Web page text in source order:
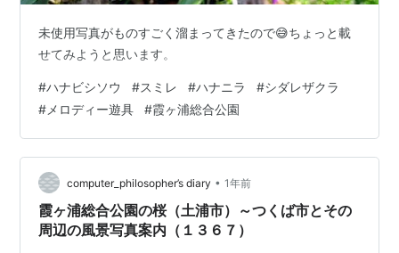
未使用写真がものすごく溜まってきたので😅ちょっと載
せてみようと思います。
#ハナビシソウ #スミレ #ハナニラ #シダレザクラ
# メロディー遊具 #霞ヶ浦総合公園
computer_philosopher’s diary • 1年前
霞ヶ浦総合公園の桜（土浦市）～つくば市とその
周辺の風景写真案内（１３６７）